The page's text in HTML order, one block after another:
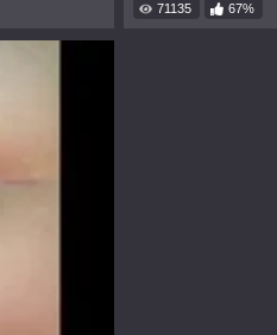
71135 67%